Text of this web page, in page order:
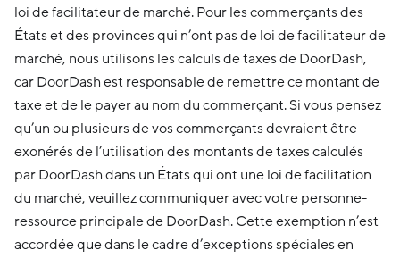
loi de facilitateur de marché. Pour les commerçants des
États et des provinces qui n’ont pas de loi de facilitateur de
marché, nous utilisons les calculs de taxes de DoorDash,
car DoorDash est responsable de remettre ce montant de
taxe et de le payer au nom du commerçant. Si vous pensez
qu’un ou plusieurs de vos commerçants devraient être
exonérés de l’utilisation des montants de taxes calculés
par DoorDash dans un États qui ont une loi de facilitation
du marché, veuillez communiquer avec votre personne-
ressource principale de DoorDash. Cette exemption n’est
accordée que dans le cadre d’exceptions spéciales en